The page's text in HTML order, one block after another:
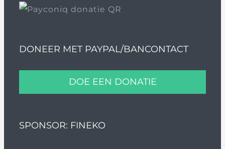
DONEER MET PAYPAL/BANCONTACT
DOE EEN DONATIE
SPONSOR: FINEKO